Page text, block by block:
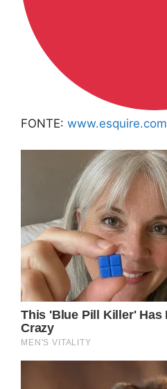
FONTE: www.esquire.com